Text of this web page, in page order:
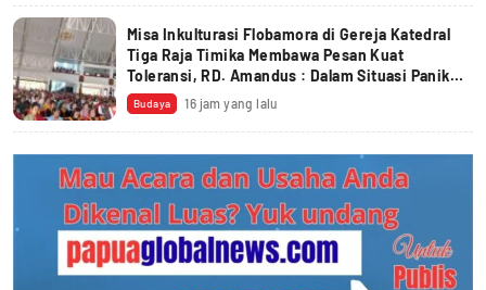
Misa Inkulturasi Flobamora di Gereja Katedral
Tiga Raja Timika Membawa Pesan Kuat
Toleransi, RD. Amandus : Dalam Situasi Panik
Yesus Disebut ‘Hantu’
Budaya 16 jam yang lalu